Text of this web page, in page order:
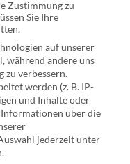
und die
Systems sind
Umstand, dass
Größen zu
Verlustleistung
dass die für
kleinen
Zustimmung zu
Sie Ihre
auf unserer
während andere uns
zu verbessern.
werden (z. B. IP-
und Inhalte oder
über die
jederzeit unter